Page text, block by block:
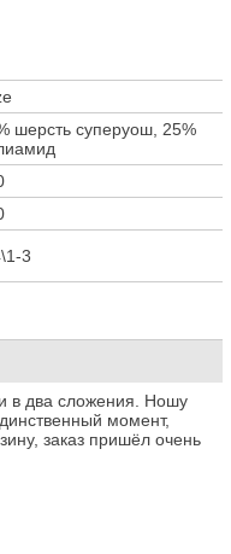
шерсть суперуош, 25%
3
в два сложения. Ношу
момент,
заказ пришёл очень